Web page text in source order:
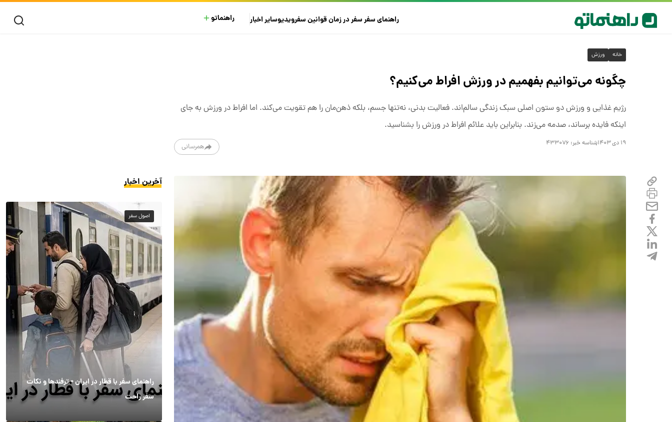
راهنمای سفرسفر در زمانقوانین سفرویدیوسایراخبار راهنماتو
خانه ورزش
چگونه می‌توانیم بفهمیم در ورزش افراط می‌کنیم؟
رژیم غذایی و ورزش دو ستون اصلی سبک زندگی سالم‌اند. فعالیت بدنی، نه‌تنها جسم، بلکه ذهن‌مان را هم تقویت می‌کند. اما افراط در ورزش به جای
اینکه فایده برساند، صدمه می‌زند. بنابراین باید علائم افراط در ورزش را بشناسید.
۱۹ دی ۱۴۰۳ شناسه خبر: ۴۳۳۰۷۶ همرسانی
آخرین اخبار
اصول سفر
راهنمای سفر با قطار در ایران + ترفندها و نکات
سفر راحت